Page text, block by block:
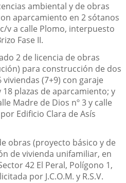
ambiental y de obras
aparcamiento en 2 sótanos
v a calle Plomo, interpuesto
Fase II.
2 de licencia de obras
para construcción de dos
(7+9) con garaje
plazas de aparcamiento; y
Madre de Dios nº 3 y calle
Edificio Clara de Asís
obras (proyecto básico y de
de vivienda unifamiliar, en
42 El Peral, Polígono 1,
por J.C.O.M. y R.S.V.